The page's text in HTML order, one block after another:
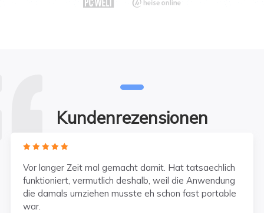
Kundenrezensionen
    
Vor langer Zeit mal gemacht damit. Hat tatsaechlich
funktioniert, vermutlich deshalb, weil die Anwendung
die damals umziehen musste eh schon fast portable
war.